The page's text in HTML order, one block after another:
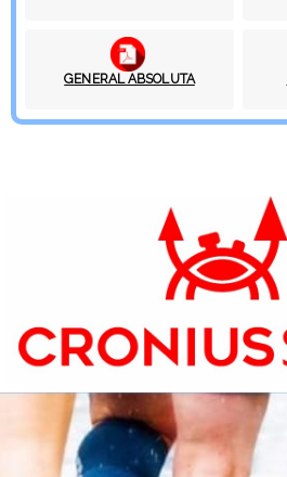
GENERAL ABSOLUTA